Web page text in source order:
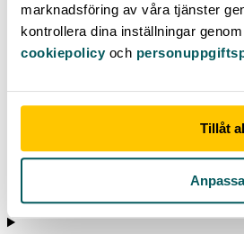
marknadsföring av våra tjänster
kontrollera dina inställningar
cookiepolicyoch
Tillåt